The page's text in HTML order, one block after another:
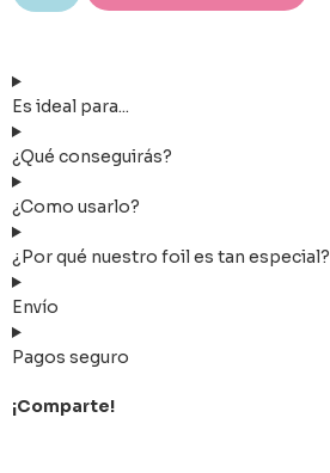
Es ideal para...
¿Qué conseguirás?
¿Como usarlo?
¿Por qué nuestro foil es tan especial?
Envío
Pagos seguro
¡Comparte!